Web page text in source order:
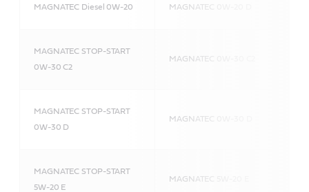
MAGNATEC Diesel 0W-20 MAGNATEC 0W-20 D
MAGNATEC STOP-START
0W-30 C2
MAGNATEC 0W-30 C2
MAGNATEC STOP-START
0W-30 D
MAGNATEC 0W-30 D
MAGNATEC STOP-START
5W-20 E
MAGNATEC 5W-20 E